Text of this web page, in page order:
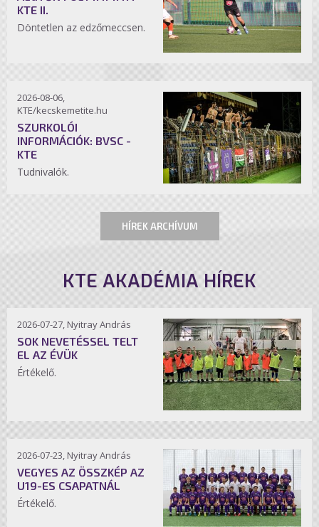
KTE II.
Döntetlen az edzőmeccsen.
2026-08-06,
KTE/kecskemetite.hu
SZURKOLÓI
INFORMÁCIÓK: BVSC -
KTE
Tudnivalók.
HÍREK ARCHÍVUM
KTE AKADÉMIA HÍREK
2026-07-27, Nyitray András
SOK NEVETÉSSEL TELT
EL AZ ÉVÜK
Értékelő.
2026-07-23, Nyitray András
VEGYES AZ ÖSSZKÉP AZ
U19-ES CSAPATNÁL
Értékelő.